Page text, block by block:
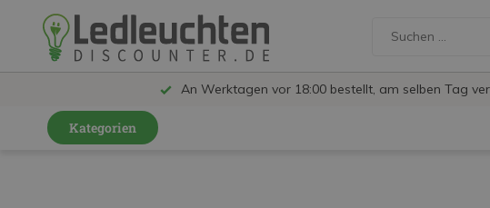
An Werktagen vor 18:00 bestellt, am selben Tag
Kategorien